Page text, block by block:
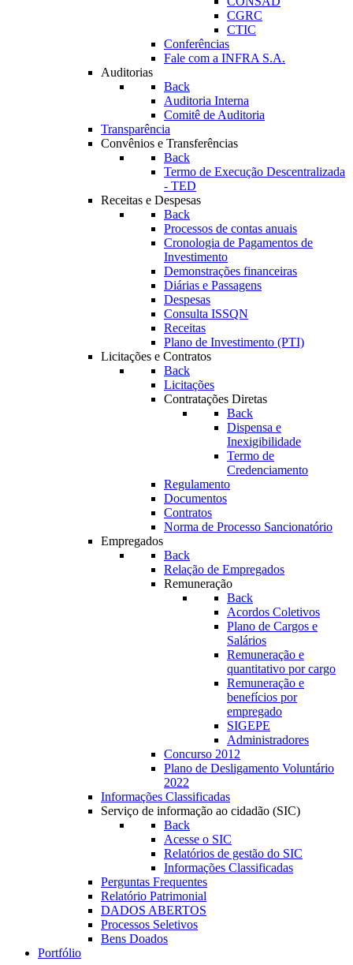
CGRC
CTIC
Conferências
Fale com a INFRA S.A.
Auditorias
Back
Auditoria Interna
Comitê de Auditoria
Transparência
Convênios e Transferências
Back
Termo de Execução Descentralizada
- TED
Receitas e Despesas
Back
Processos de contas anuais
Cronologia de Pagamentos de
Investimento
Demonstrações financeiras
Diárias e Passagens
Despesas
Consulta ISSQN
Receitas
Plano de Investimento (PTI)
Licitações e Contratos
Back
Licitações
Contratações Diretas
Back
Dispensa e
Inexigibilidade
Termo de
Credenciamento
Regulamento
Documentos
Contratos
Norma de Processo Sancionatório
Empregados
Back
Relação de Empregados
Remuneração
Back
Acordos Coletivos
Plano de Cargos e
Salários
Remuneração e
quantitativo por cargo
Remuneração e
benefícios por
empregado
SIGEPE
Administradores
Concurso 2012
Plano de Desligamento Voluntário
2022
Informações Classificadas
Serviço de informação ao cidadão (SIC)
Back
Acesse o SIC
Relatórios de gestão do SIC
Informações Classificadas
Perguntas Frequentes
Relatório Patrimonial
DADOS ABERTOS
Processos Seletivos
Bens Doados
Portfólio